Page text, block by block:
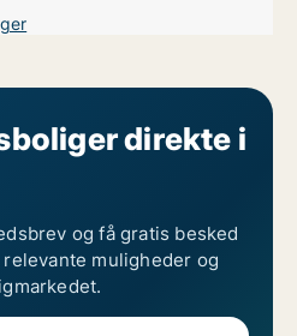
direkte i
og få gratis besked
muligheder og